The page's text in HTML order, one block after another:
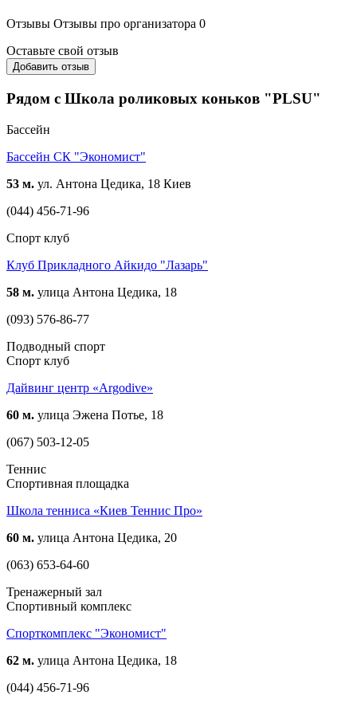
Отзывы Отзывы про организатора 0
Оставьте свой отзыв
Добавить отзыв
Рядом с Школа роликовых коньков "PLSU"
Бассейн
Бассейн СК "Экономист"
53 м. ул. Антона Цедика, 18 Киев
(044) 456-71-96
Спорт клуб
Клуб Прикладного Айкидо "Лазарь"
58 м. улица Антона Цедика, 18
(093) 576-86-77
Подводный спорт
Спорт клуб
Дайвинг центр «Argodive»
60 м. улица Эжена Потье, 18
(067) 503-12-05
Теннис
Спортивная площадка
Школа тенниса «Киев Теннис Про»
60 м. улица Антона Цедика, 20
(063) 653-64-60
Тренажерный зал
Спортивный комплекс
Спорткомплекс "Экономист"
62 м. улица Антона Цедика, 18
(044) 456-71-96